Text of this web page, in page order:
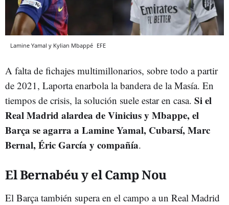
Lamine Yamal y Kylian Mbappé EFE
A falta de fichajes multimillonarios, sobre todo a partir
de 2021, Laporta enarbola la bandera de la Masía. En
tiempos de crisis, la solución suele estar en casa. Si el
Real Madrid alardea de Vinicius y Mbappe, el
Barça se agarra a Lamine Yamal, Cubarsí, Marc
Bernal, Éric García y compañía.
El Bernabéu y el Camp Nou
El Barça también supera en el campo a un Real Madrid